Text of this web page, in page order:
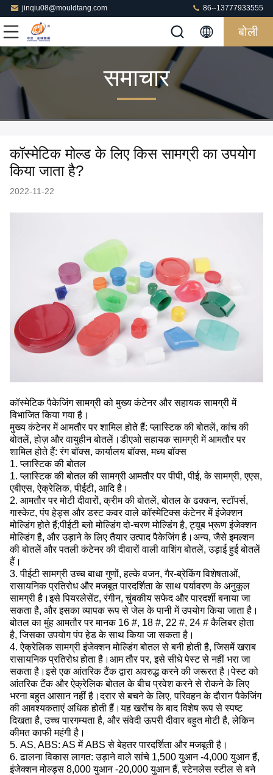
jinqiu08@mouldtang.com 86--13777933555
बोली
समाचार
कॉस्मेटिक मोल्ड के लिए किस सामग्री का उपयोग
किया जाता है?
2022-11-22
कॉस्मेटिक पैकेजिंग सामग्री को मुख्य कंटेनर और सहायक सामग्री में
विभाजित किया गया है।
मुख्य कंटेनर में आमतौर पर शामिल होते हैं: प्लास्टिक की बोतलें, कांच की
बोतलें, होज़ और वायुहीन बोतलें।डीएओ सहायक सामग्री में आमतौर पर
शामिल होते हैं: रंग बॉक्स, कार्यालय बॉक्स, मध्य बॉक्स
1. प्लास्टिक की बोतल
1. प्लास्टिक की बोतल की सामग्री आमतौर पर पीपी, पीई, के सामग्री, एएस,
एबीएस, ऐक्रेलिक, पीईटी, आदि है।
2. आमतौर पर मोटी दीवारों, क्रीम की बोतलें, बोतल के ढक्कन, स्टॉपर्स,
गास्केट, पंप हेड्स और डस्ट कवर वाले कॉस्मेटिक्स कंटेनर में इंजेक्शन
मोल्डिंग होते हैं;पीईटी ब्लो मोल्डिंग दो-चरण मोल्डिंग है, ट्यूब भ्रूण इंजेक्शन
मोल्डिंग है, और उड़ाने के लिए तैयार उत्पाद पैकेजिंग है।अन्य, जैसे इमल्शन
की बोतलें और पतली कंटेनर की दीवारों वाली वाशिंग बोतलें, उड़ाई हुई बोतलें
हैं।
3. पीईटी सामग्री उच्च बाधा गुणों, हल्के वजन, गैर-ब्रेकिंग विशेषताओं,
रासायनिक प्रतिरोध और मजबूत पारदर्शिता के साथ पर्यावरण के अनुकूल
सामग्री है।इसे पियरलेसेंट, रंगीन, चुंबकीय सफेद और पारदर्शी बनाया जा
सकता है, और इसका व्यापक रूप से जेल के पानी में उपयोग किया जाता है।
बोतल का मुंह आमतौर पर मानक 16 #, 18 #, 22 #, 24 # कैलिबर होता
है, जिसका उपयोग पंप हेड के साथ किया जा सकता है।
4. ऐक्रेलिक सामग्री इंजेक्शन मोल्डिंग बोतल से बनी होती है, जिसमें खराब
रासायनिक प्रतिरोध होता है।आम तौर पर, इसे सीधे पेस्ट से नहीं भरा जा
सकता है।इसे एक आंतरिक टैंक द्वारा अवरुद्ध करने की जरूरत है।पेस्ट को
आंतरिक टैंक और ऐक्रेलिक बोतल के बीच प्रवेश करने से रोकने के लिए
भरना बहुत आसान नहीं है।दरार से बचने के लिए, परिवहन के दौरान पैकेजिंग
की आवश्यकताएं अधिक होती हैं।यह खरोंच के बाद विशेष रूप से स्पष्ट
दिखता है, उच्च पारगम्यता है, और संवेदी ऊपरी दीवार बहुत मोटी है, लेकिन
कीमत काफी महंगी है।
5. AS, ABS: AS में ABS से बेहतर पारदर्शिता और मजबूती है।
6. ढालना विकास लागत: उड़ाने वाले सांचे 1,500 युआन -4,000 युआन हैं,
इंजेक्शन मोल्ड्स 8,000 युआन -20,000 युआन हैं, स्टेनलेस स्टील से बने